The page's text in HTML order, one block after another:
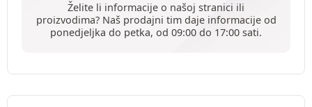
Želite li informacije o našoj stranici ili
proizvodima? Naš prodajni tim daje informacije od
ponedjeljka do petka, od 09:00 do 17:00 sati.